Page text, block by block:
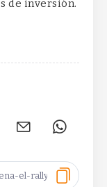
de inversión.